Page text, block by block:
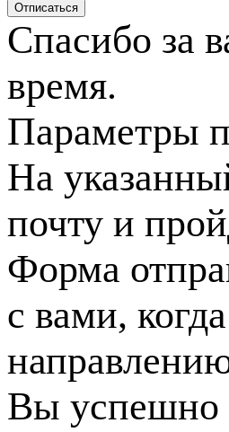
Спасибо за
время.
Параметры
На
почту и
Форма
с вами,
Вы успешно